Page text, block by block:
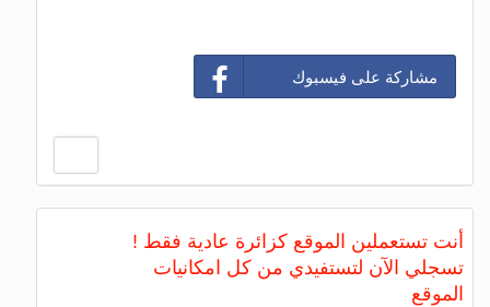
مشاركة على فيسبوك
أنت تستعملين الموقع كزائرة عادية فقط !
تسجلي الآن لتستفيدي من كل امكانيات
الموقع